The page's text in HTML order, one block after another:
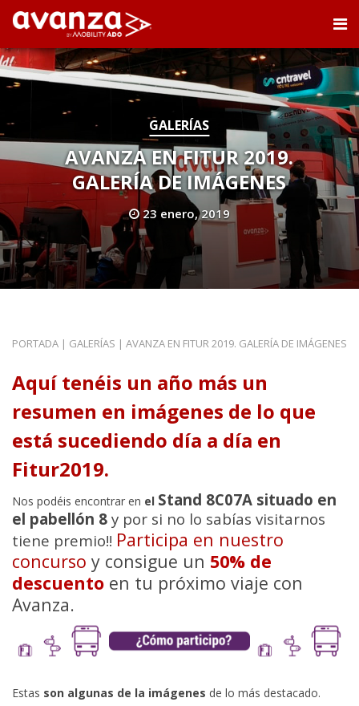
GALERÍAS
AVANZA EN FITUR 2019.
GALERÍA DE IMÁGENES
23 enero, 2019
PORTADA | GALERÍAS | AVANZA EN FITUR 2019. GALERÍA DE IMÁGENES
Aquí tenéis un año más un
resumen en imágenes de lo que
está sucediendo día a día en
Fitur2019.
Nos podéis encontrar en el Stand 8C07A situado en
el pabellón 8 y por si no lo sabías visitarnos
tiene premio!! Participa en nuestro
concurso y consigue un 50% de
descuento en tu próximo viaje con
Avanza.
Estas son algunas de la imágenes de lo más destacado.